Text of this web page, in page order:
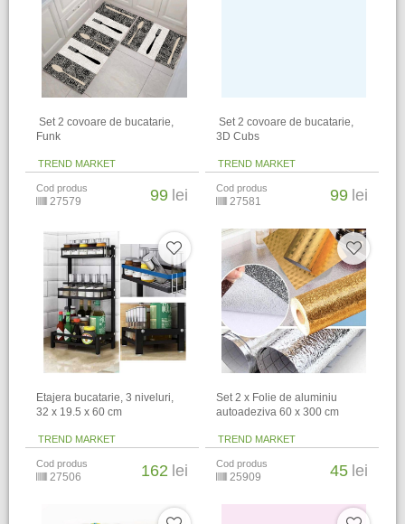
​ Set 2 covoare de bucatarie,
Funk
TREND MARKET
Cod produs
27579 99 lei
​ Set 2 covoare de bucatarie,
3D Cubs
TREND MARKET
Cod produs
27581 99 lei
Etajera bucatarie, 3 niveluri,
32 x 19.5 x 60 cm
TREND MARKET
Cod produs
27506 162 lei
Set 2 x Folie de aluminiu
autoadeziva 60 x 300 cm
TREND MARKET
Cod produs
25909 45 lei